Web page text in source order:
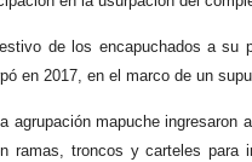
de los encapuchados a
en 2017, en el marco de un
agrupación mapuche ingresaron
ramas, troncos y carteles